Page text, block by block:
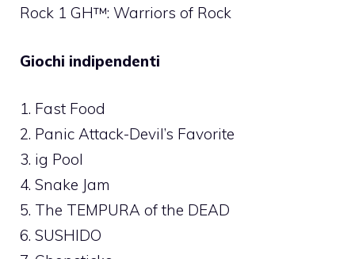
Rock 1 GH™: Warriors of Rock
Giochi indipendenti
1. Fast Food
2. Panic Attack-Devil’s Favorite
3. ig Pool
4. Snake Jam
5. The TEMPURA of the DEAD
6. SUSHIDO